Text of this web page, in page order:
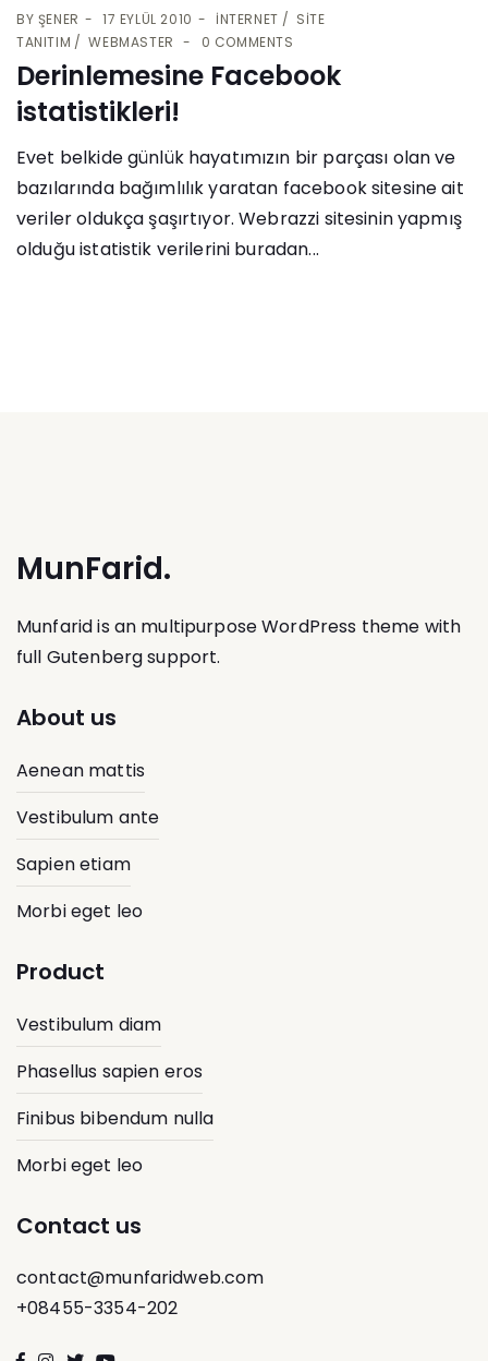
BY ŞENER 17 EYLÜL 2010 İNTERNET
SITE
TANITIM
WEBMASTER 0 COMMENTS
Derinlemesine Facebook
istatistikleri!
Evet belkide günlük hayatımızın bir parçası olan ve
bazılarında bağımlılık yaratan facebook sitesine ait
veriler oldukça şaşırtıyor. Webrazzi sitesinin yapmış
olduğu istatistik verilerini buradan...
MunFarid.
Munfarid is an multipurpose WordPress theme with
full Gutenberg support.
About us
Aenean mattis
Vestibulum ante
Sapien etiam
Morbi eget leo
Product
Vestibulum diam
Phasellus sapien eros
Finibus bibendum nulla
Morbi eget leo
Contact us
contact@munfaridweb.com
+08455-3354-202